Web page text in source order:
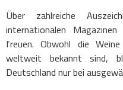
Über zahlreiche
internationalen
freuen. Obwohl die
weltweit bekannt sind,
Deutschland nur bei